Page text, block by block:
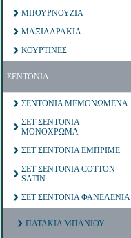
ΜΠΟΥΡΝΟΥΖΙΑ
ΜΑΞΙΛΑΡΑΚΙΑ
ΚΟΥΡΤΙΝΕΣ
ΣΕΝΤΟΝΙΑ
ΣΕΝΤΟΝΙΑ ΜΕΜΟΝΩΜΕΝΑ
ΣΕΤ ΣΕΝΤΟΝΙΑ
ΜΟΝΟΧΡΩΜΑ
ΣΕΤ ΣΕΝΤΟΝΙΑ ΕΜΠΡΙΜΕ
ΣΕΤ ΣΕΝΤΟΝΙΑ COTTON
SATIN
ΣΕΤ ΣΕΝΤΟΝΙΑ ΦΑΝΕΛΕΝΙΑ
ΠΑΤΑΚΙΑ ΜΠΑΝΙΟΥ